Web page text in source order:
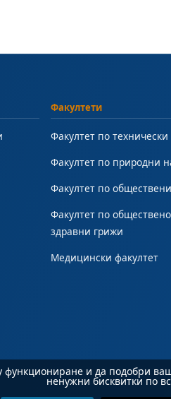
Факултети
Факултет по технически
Факултет по природни
Факултет по
Факултет по
здравни грижи
Медицински факултет
функциониране и да подобри
ненужни бисквитки по